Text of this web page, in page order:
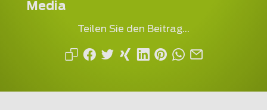
Media
Teilen Sie den Beitrag...